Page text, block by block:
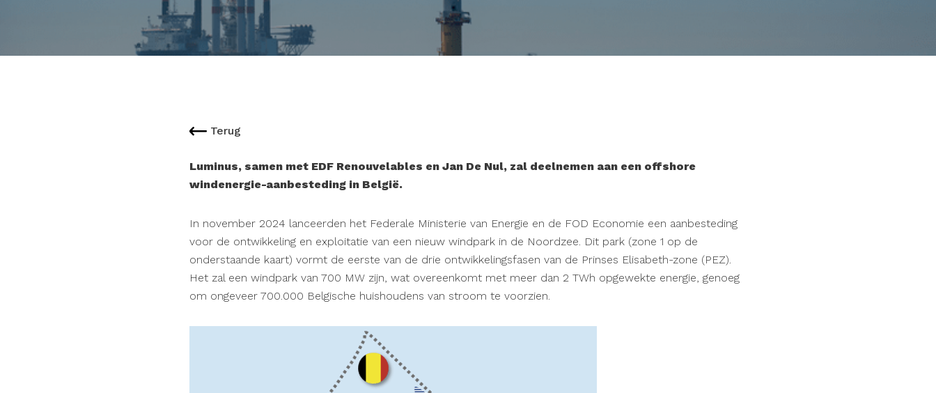
Terug
Luminus, samen met EDF Renouvelables en Jan De Nul, zal deelnemen aan een offshore
windenergie-aanbesteding in België.
In november 2024 lanceerden het Federale Ministerie van Energie en de FOD Economie een aanbesteding
voor de ontwikkeling en exploitatie van een nieuw windpark in de Noordzee. Dit park (zone 1 op de
onderstaande kaart) vormt de eerste van de drie ontwikkelingsfasen van de Prinses Elisabeth-zone (PEZ).
Het zal een windpark van 700 MW zijn, wat overeenkomt met meer dan 2 TWh opgewekte energie, genoeg
om ongeveer 700.000 Belgische huishoudens van stroom te voorzien.